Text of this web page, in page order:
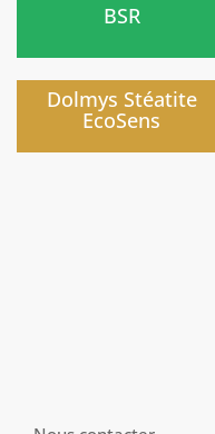
BSR
Dolmys Stéatite
EcoSens